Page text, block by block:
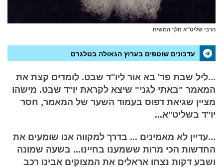
הרבי שליט"א מלך המשיח
עדכונים שוטפים בערוץ הגאולה בטלגרם
...ליל שבת פר' בא אור ליו''ד שבט. לומדים קצת את
המאמר "באתי לגני" שיצא לקראת יו''ד שבט. מישהו
מציין שגיאת דפוס בעמוד השער של המאמר, חסר
יו''ד בשליט''א...
...עדיין לא מאמינים ... בדרך למקווה אנו שומעים את
החדשות הכי מרות ששמענו בחיינו... בשעה שמונה
ושבע דקות נצחו אראלים את המצוקים אבינו רכב